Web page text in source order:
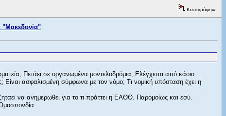
Καταγράφηκε
"Μακεδονία"
Πετάει σε οργανωμένα μοντελοδρόμια; Ελέγχεται από κάοιο
Είναι ασφαλισμένη σύμφωνα με τον νόμο; Τι νομική υπόσταση έχει η
να ανημερωθεί για το τι πράττει η ΕΑΘΘ. Παρομοίως και εσύ.